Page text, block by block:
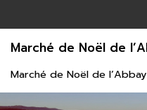
Marché de Noël de
Marché de Noël de